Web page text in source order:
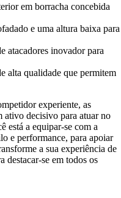
em borracha concebida
e uma altura baixa para
atacadores inovador para
alta qualidade que permitem
experiente, as
ativo decisivo para atuar no
está a equipar-se com a
e performance, para apoiar
a sua experiência de
destacar-se em todos os